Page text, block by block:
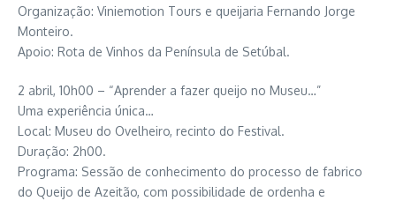
Organização: Viniemotion Tours e queijaria Fernando Jorge
Monteiro.
Apoio: Rota de Vinhos da Península de Setúbal.
2 abril, 10h00 – “Aprender a fazer queijo no Museu…”
Uma experiência única…
Local: Museu do Ovelheiro, recinto do Festival.
Duração: 2h00.
Programa: Sessão de conhecimento do processo de fabrico
do Queijo de Azeitão, com possibilidade de ordenha e